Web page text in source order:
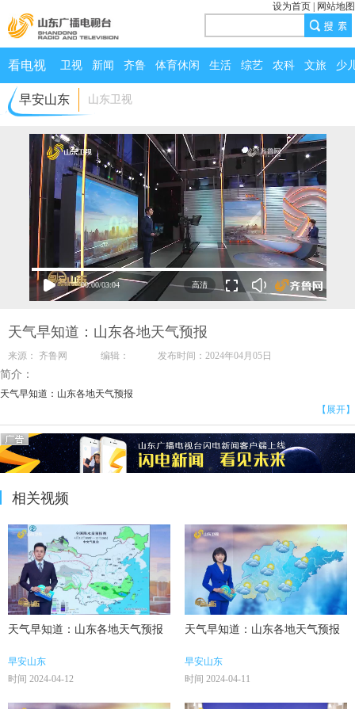
设为首页 网站地图
看电视 卫视 新闻 齐鲁 体育休闲 生活 综艺 农科 文旅 少
早安山东 山东卫视
00:00/03:04
天气早知道：山东各地天气预报
来源： 齐鲁网 编辑： 发布时间：2024年04月05日
简介：
天气早知道：山东各地天气预报
【展开】
相关视频
天气早知道：山东各地天气预报
早安山东
时间 2024-04-12
天气早知道：山东各地天气预报
早安山东
时间 2024-04-11